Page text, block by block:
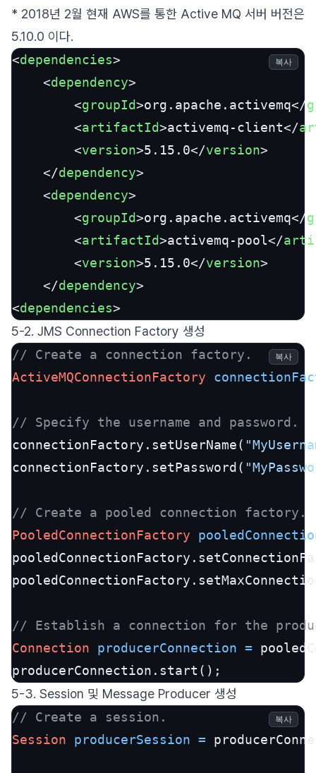
* 2018년 2월 현재 AWS를 통한 Active MQ 서버 버전은
5.10.0 이다.
<dependencies>
<dependency>
<groupId>org.apache.activemq</
<artifactId>activemq-client</
<version>5.15.0</version>
</dependency>
<dependency>
<groupId>org.apache.activemq</
<artifactId>activemq-pool</
<version>5.15.0</version>
</dependency>
<dependencies>
복사
5-2. JMS Connection Factory 생성
// Create a connection factory.
ActiveMQConnectionFactory
// Specify the username and password.
connectionFactory.setUserName(
connectionFactory.setPassword(
// Create a pooled connection factory.
PooledConnectionFactory
// Establish a connection for the
Connection
producerConnection =
producerConnection.start();
복사
5-3. Session 및 Message Producer 생성
// Create a session.
Session
producerSession =
복사